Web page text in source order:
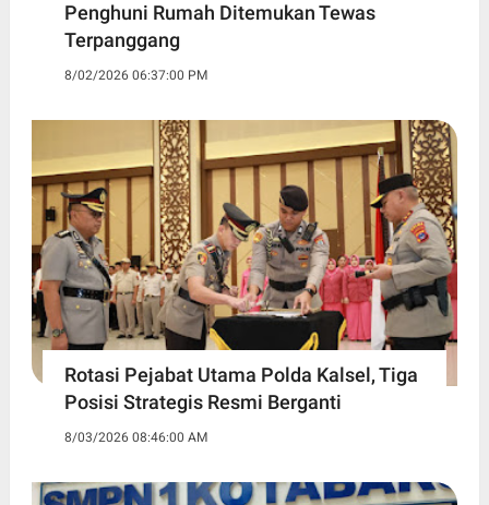
Penghuni Rumah Ditemukan Tewas
Terpanggang
8/02/2026 06:37:00 PM
Rotasi Pejabat Utama Polda Kalsel, Tiga
Posisi Strategis Resmi Berganti
8/03/2026 08:46:00 AM